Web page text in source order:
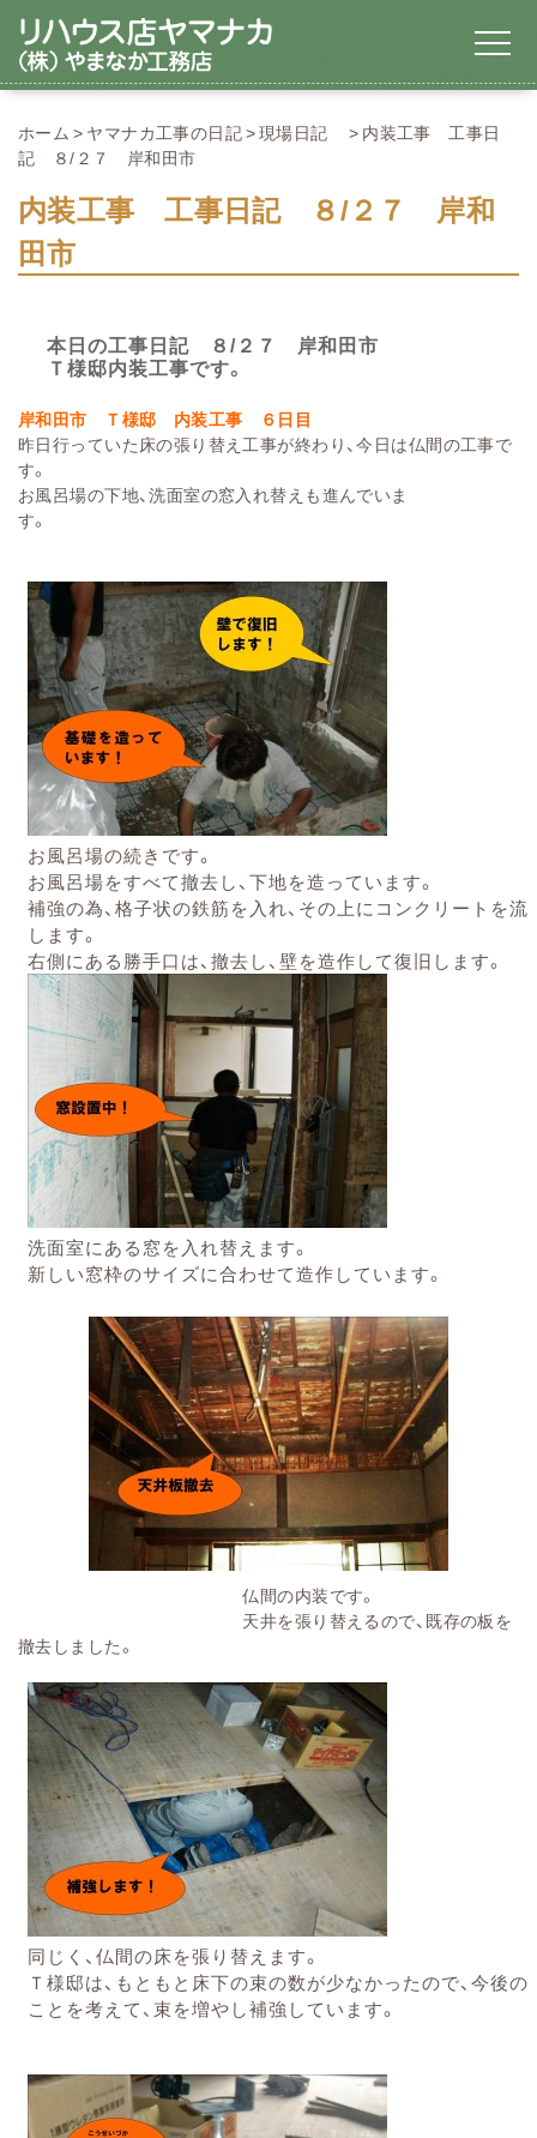
ホーム ヤマナカ工事の日記 現場日記
内装工事 工事日
記 ８/２７ 岸和田市
内装工事 工事日記 ８/２７ 岸和
田市
本日の工事日記 ８/２７ 岸和田市
Ｔ様邸内装工事です。
岸和田市 Ｔ様邸 内装工事 ６日目
昨日行っていた床の張り替え工事が終わり、今日は仏間の工事で
す。
お風呂場の下地、洗面室の窓入れ替えも進んでいま
す。
お風呂場の続きです。
お風呂場をすべて撤去し、下地を造っています。
補強の為、格子状の鉄筋を入れ、その上にコンクリートを流
します。
右側にある勝手口は、撤去し、壁を造作して復旧します。
洗面室にある窓を入れ替えます。
新しい窓枠のサイズに合わせて造作しています。
仏間の内装です。
天井を張り替えるので、既存の板を
撤去しました。
同じく、仏間の床を張り替えます。
Ｔ様邸は、もともと床下の束の数が少なかったので、今後の
ことを考えて、束を増やし補強しています。